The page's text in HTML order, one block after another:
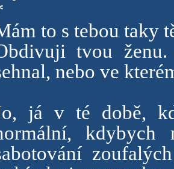
to s tebou taky
tvou
nebo ve
já v té době,